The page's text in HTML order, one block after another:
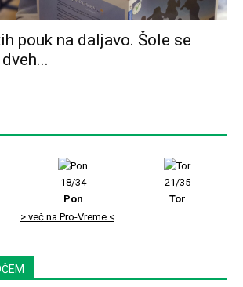
pouk na daljavo. Šole se
18/34
Pon
21/35
Tor
> več na Pro-Vreme <